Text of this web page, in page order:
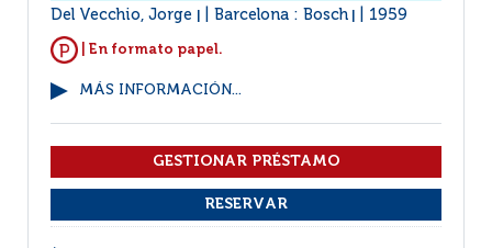
Del Vecchio, Jorge Barcelona : Bosch 1959
| En formato papel.
MÁS INFORMACIÓN...